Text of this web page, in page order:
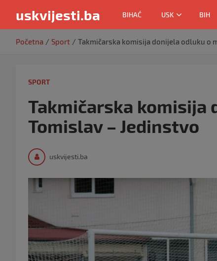
uskvijesti.ba BIHAĆ USK BIH
Početna Sport Takmičarska komisija donijela odluku o
SPORT
Takmičarska komisija
Tomislav – Jedinstvo
uskvijesti.ba